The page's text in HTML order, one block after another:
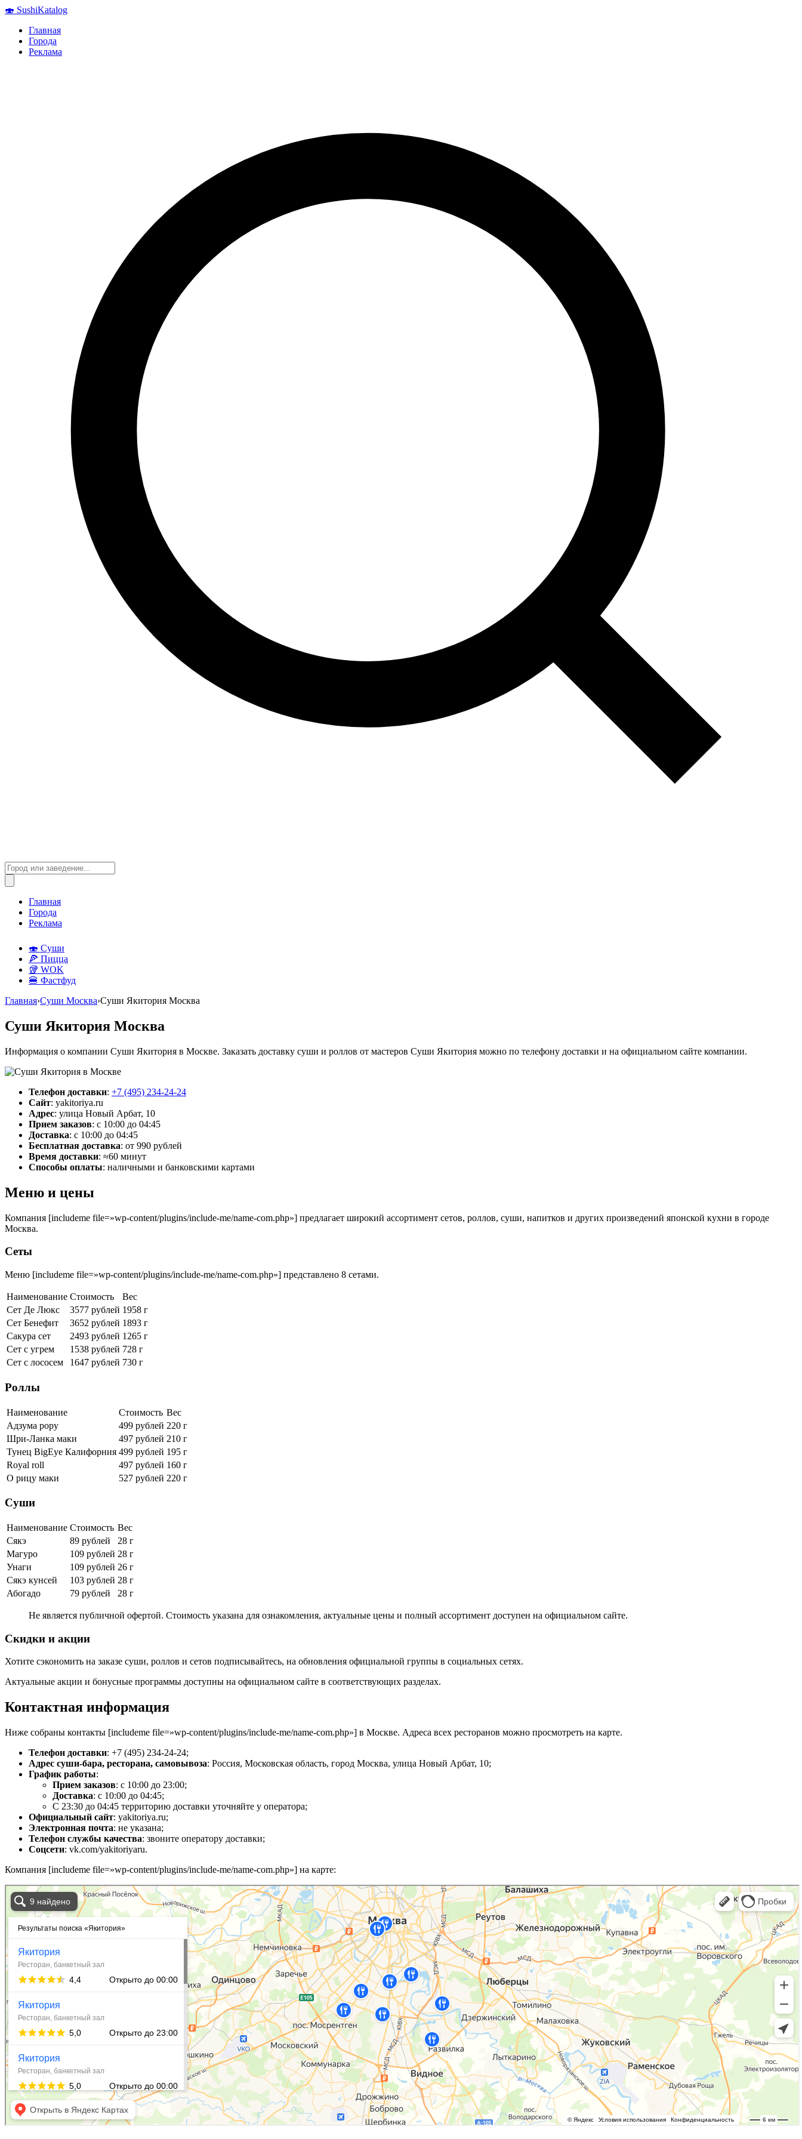
🍣 SushiKatalog
Главная
Города
Реклама
Главная
Города
Реклама
🍣 Суши
🍕 Пицца
🥡 WOK
🍔 Фастфуд
Главная›Суши Москва›Суши Якитория Москва
Суши Якитория Москва
Информация о компании Суши Якитория в Москве. Заказать доставку суши и роллов от мастеров Суши Якитория можно по телефону доставки и на официальном сайте компании.
Телефон доставки: +7 (495) 234-24-24
Сайт: yakitoriya.ru
Адрес: улица Новый Арбат, 10
Прием заказов: с 10:00 до 04:45
Доставка: с 10:00 до 04:45
Бесплатная доставка: от 990 рублей
Время доставки: ≈60 минут
Способы оплаты: наличными и банковскими картами
Меню и цены
Компания [includeme file=»wp-content/plugins/include-me/name-com.php»] предлагает широкий ассортимент сетов, роллов, суши, напитков и других произведений японской кухни в городе
Москва.
Сеты
Меню [includeme file=»wp-content/plugins/include-me/name-com.php»] представлено 8 сетами.
Наименование Стоимость
Вес
Сет Де Люкс
3577 рублей 1958 г
Сет Бенефит
3652 рублей 1893 г
Сакура сет
2493 рублей 1265 г
Сет с угрем
1538 рублей 728 г
Сет с лососем
1647 рублей 730 г
Роллы
Наименование Стоимость Вес
Адзума рору
499 рублей 220 г
Шри-Ланка маки
497 рублей 210 г
Тунец BigEye Калифорния 499 рублей 195 г
Royal roll
497 рублей 160 г
О рицу маки
527 рублей 220 г
Суши
Наименование Стоимость Вес
Сякэ
89 рублей
28 г
Магуро
109 рублей 28 г
Унаги
109 рублей 26 г
Сякэ кунсей
103 рублей 28 г
Абогадо
79 рублей 28 г
Не является публичной офертой. Стоимость указана для ознакомления, актуальные цены и полный ассортимент доступен на официальном сайте.
Скидки и акции
Хотите сэкономить на заказе суши, роллов и сетов подписывайтесь, на обновления официальной группы в социальных сетях.
Актуальные акции и бонусные программы доступны на официальном сайте в соответствующих разделах.
Контактная информация
Ниже собраны контакты [includeme file=»wp-content/plugins/include-me/name-com.php»] в Москве. Адреса всех ресторанов можно просмотреть на карте.
Телефон доставки: +7 (495) 234-24-24;
Адрес суши-бара, ресторана, самовывоза: Россия, Московская область, город Москва, улица Новый Арбат, 10;
График работы:
Прием заказов: с 10:00 до 23:00;
Доставка: с 10:00 до 04:45;
С 23:30 до 04:45 территорию доставки уточняйте у оператора;
Официальный сайт: yakitoriya.ru;
Электронная почта: не указана;
Телефон службы качества: звоните оператору доставки;
Соцсети: vk.com/yakitoriyaru.
Компания [includeme file=»wp-content/plugins/include-me/name-com.php»] на карте: